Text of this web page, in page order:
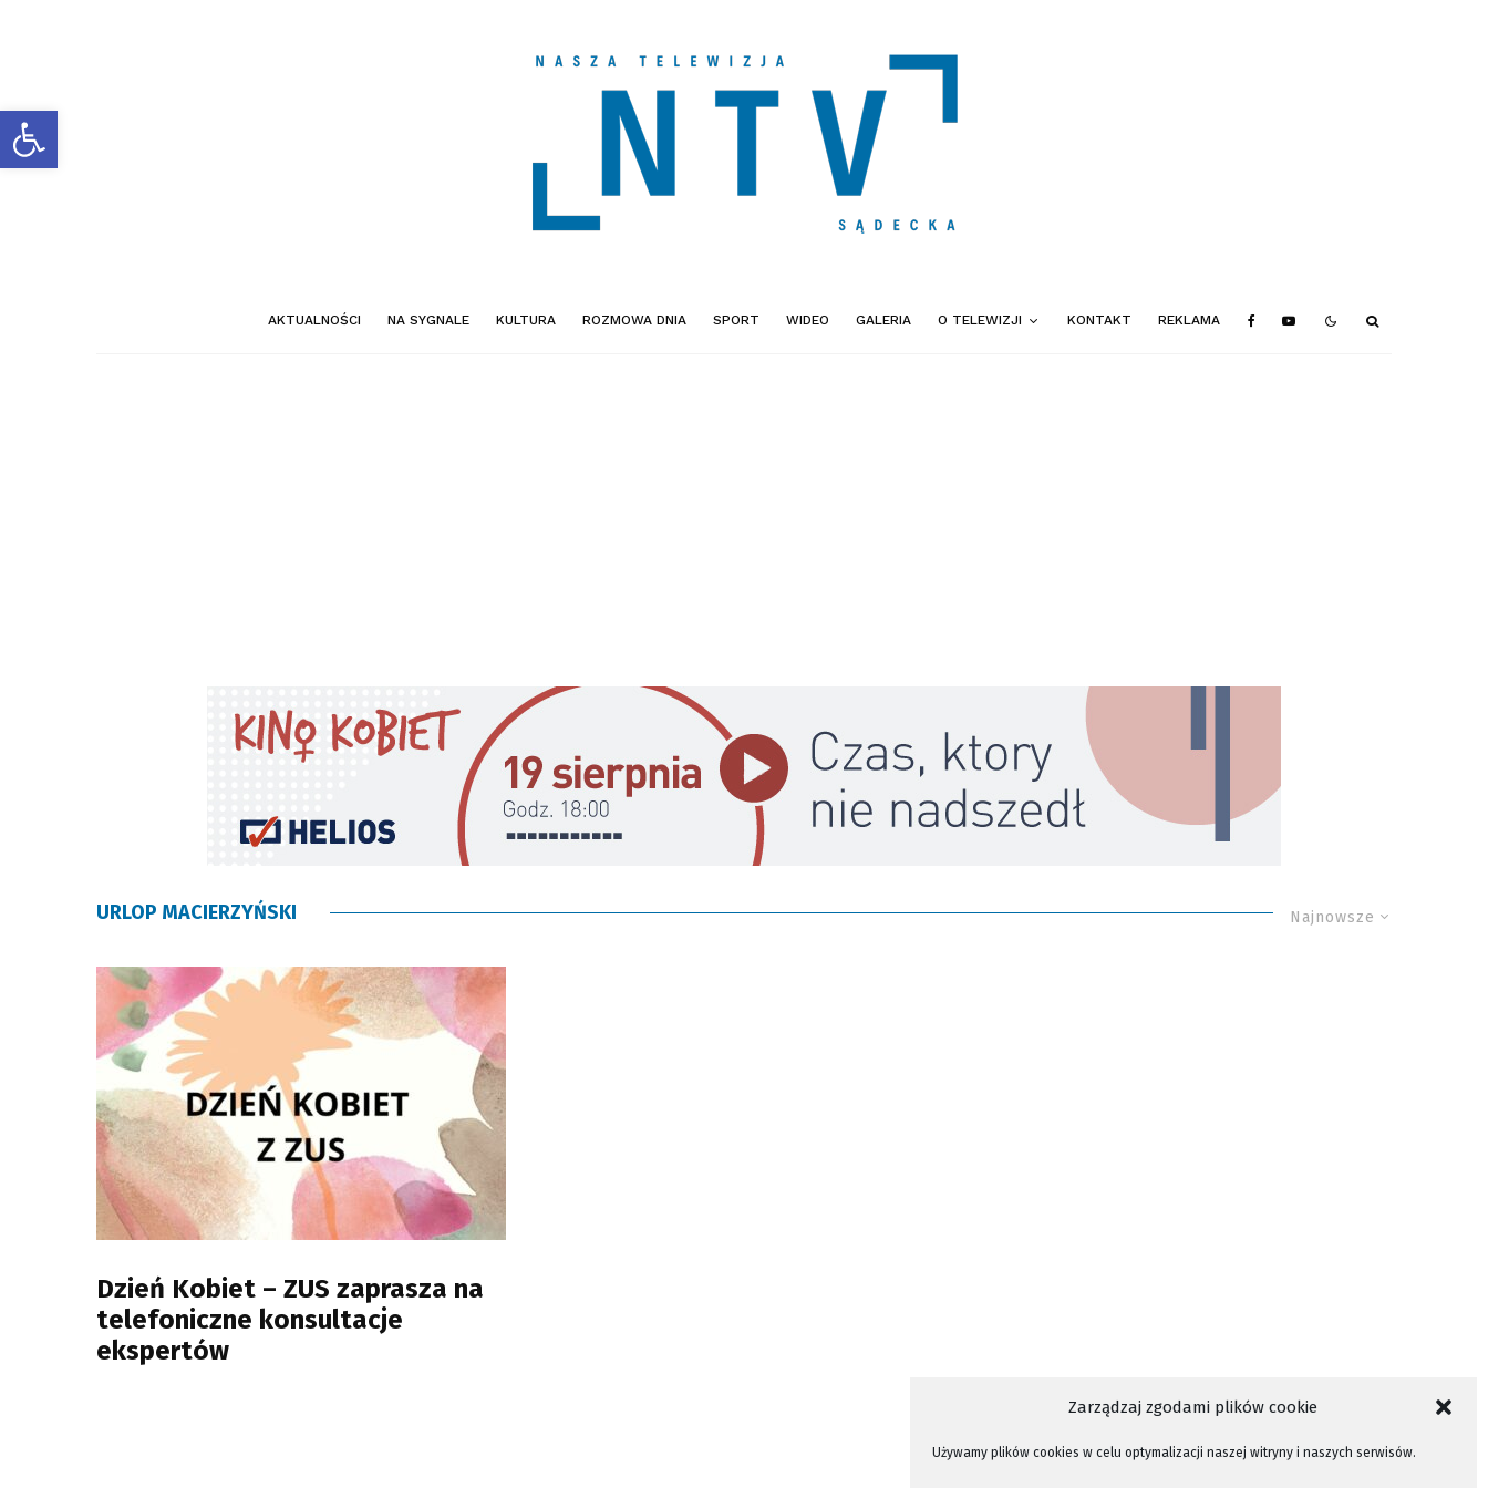
Otwórz pasek narzędzi
Zarządzaj zgodami plików cookie
Używamy plików cookies w celu optymalizacji naszej witryny i naszych serwisów.
AKTUALNOŚCI NA SYGNALE KULTURA ROZMOWA DNIA SPORT WIDEO GALERIA O TELEWIZJI KONTAKT REKLAMA
Najnowsze
URLOP MACIERZYŃSKI
Dzień Kobiet – ZUS zaprasza na
telefoniczne konsultacje
ekspertów